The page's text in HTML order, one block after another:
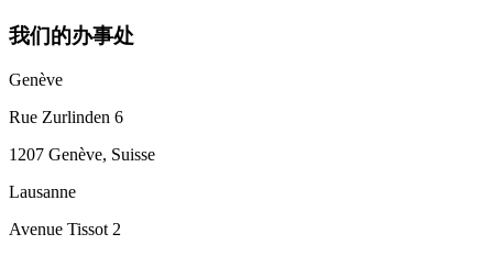
我们的办事处
Genève
Rue Zurlinden 6
1207 Genève, Suisse
Lausanne
Avenue Tissot 2